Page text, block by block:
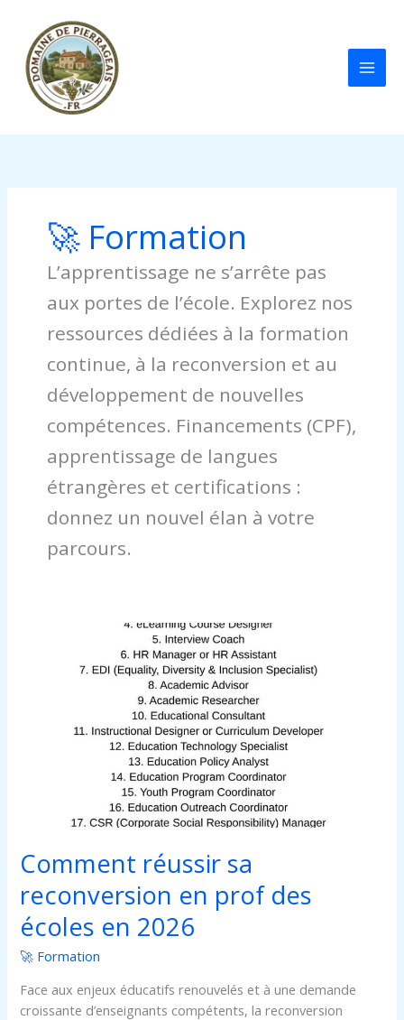
contenu
🚀 Formation
L’apprentissage ne s’arrête pas
aux portes de l’école. Explorez nos
ressources dédiées à la formation
continue, à la reconversion et au
développement de nouvelles
compétences. Financements (CPF),
apprentissage de langues
étrangères et certifications :
donnez un nouvel élan à votre
parcours.
Comment réussir sa
reconversion en prof des
écoles en 2026
🚀 Formation
Face aux enjeux éducatifs renouvelés et à une demande
croissante d’enseignants compétents, la reconversion